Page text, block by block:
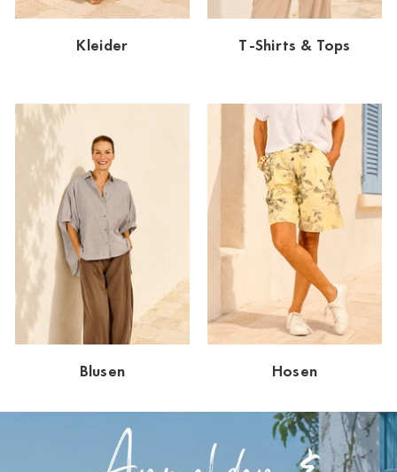
Dornbirn
Dortmund-Hombruch
Essen
HH-AEZ
HH-EEZ
HH-Eppendorf
HH-Hanseviertel
HH-Wandsbek
Hannover
Innsbruck
Kiel-CittiPark
Kleider T-Shirts & Tops
Blusen Hosen